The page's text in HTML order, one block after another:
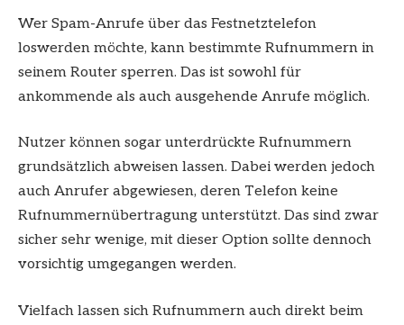
Wer Spam-Anrufe über das Festnetztelefon
loswerden möchte, kann bestimmte Rufnummern in
seinem Router sperren. Das ist sowohl für
ankommende als auch ausgehende Anrufe möglich.
Nutzer können sogar unterdrückte Rufnummern
grundsätzlich abweisen lassen. Dabei werden jedoch
auch Anrufer abgewiesen, deren Telefon keine
Rufnummernübertragung unterstützt. Das sind zwar
sicher sehr wenige, mit dieser Option sollte dennoch
vorsichtig umgegangen werden.
Vielfach lassen sich Rufnummern auch direkt beim